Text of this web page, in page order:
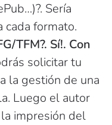
Sería
cada formato.
TFM?. Sí!. Con
solicitar tu
la gestión de una
Luego el autor
impresión del